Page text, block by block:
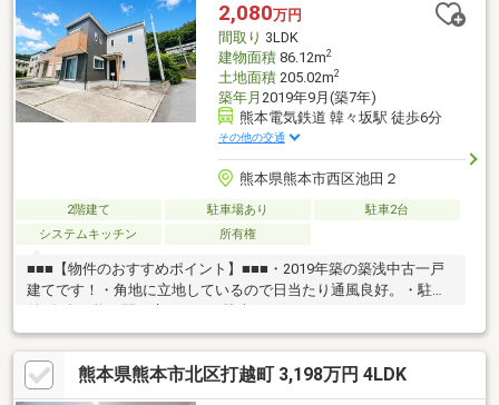
2,080万円
間取り 3LDK
建物面積86.12m2
土地面積205.02m2
築年月 2019年9月(築7年)
熊本電気鉄道 韓々坂駅 徒歩6分
その他の交通
熊本県熊本市西区池田２
2階建て 駐車場あり
駐車2台
システムキッチン
所有権
■■■【物件のおすすめポイント】■■■・2019年築の築浅中古一戸
建てです！・角地に立地しているので日当たり通風良好。・駐車
並列2台可能！間口広々のため駐車しやすいです。・パントリーや
各部屋収納充実しています。収納に困りません。・南面バルコニ
ーで日当たり良好です！■■■【立地・周辺環境】■■■・電気鉄道
「韓々坂」駅まで徒歩約6分と通勤通学に便利！・池田小学校まで
徒歩約6分、井芹中学校まで徒歩約13分、報徳保育園まで徒歩約9
熊本県熊本市北区打越町 3,198万円 4LDK